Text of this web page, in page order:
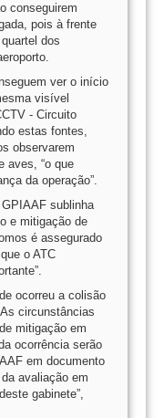
conseguirem
pois à frente
dos
ver o início
visível
- Circuito
estas fontes,
observarem
aves, “o que
da operação”.
sublinha
e mitigação de
é assegurado
o ATC
ocorreu a colisão
circunstâncias
mitigação em
ocorrência serão
em documento
avaliação em
gabinete”,